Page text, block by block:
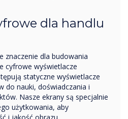
dla handlu
znaczenie dla budowania
cyfrowe wyświetlacze
statyczne wyświetlacze
do nauki, doświadczania i
Nasze ekrany są specjalnie
użytkowania, aby
i jakość obrazu.